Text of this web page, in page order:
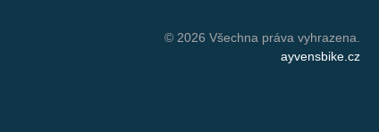
© 2026 Všechna práva vyhrazena.
ayvensbike.cz